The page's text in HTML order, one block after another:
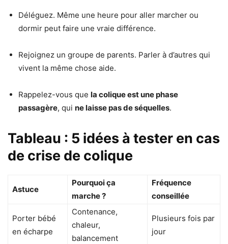
Déléguez. Même une heure pour aller marcher ou
dormir peut faire une vraie différence.
Rejoignez un groupe de parents. Parler à d’autres qui
vivent la même chose aide.
Rappelez-vous que la colique est une phase
passagère, qui ne laisse pas de séquelles.
Tableau : 5 idées à tester en cas
de crise de colique
Astuce
Pourquoi ça
marche ?
Fréquence
conseillée
Porter bébé
en écharpe
Contenance,
chaleur,
balancement
Plusieurs fois par
jour